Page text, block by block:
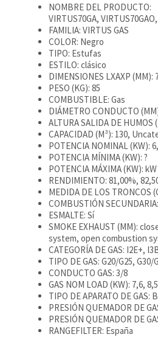
NOMBRE DEL PRODUCTO:
VIRTUS70GA,
FAMILIA: VIRTUS GAS
COLOR: Negro
TIPO: Estufas
ESTILO: clásico
DIMENSIONES LXAXP (MM):
PESO (KG): 85
COMBUSTIBLE: Gas
DIÁMETRO CONDUCTO
ALTURA SALIDA DE HUMOS
CAPACIDAD (M³): 130,
POTENCIA NOMINAL (KW):
POTENCIA MÍNIMA (KW): ?
POTENCIA MÁXIMA (KW): kW
RENDIMIENTO: 81,00%,
MEDIDA DE LOS TRONCOS
COMBUSTIÓN
ESMALTE: Sí
SMOKE EXHAUST (MM):
system, open combustion
CATEGORÍA DE GAS: I2E+,
TIPO DE GAS: G20/G25, G30/
CONDUCTO GAS: 3/8
GAS NOM LOAD (KW): 7,6, 8,5
TIPO DE APARATO DE GAS:
PRESIÓN QUEMADOR DE
PRESIÓN QUEMADOR DE
RANGEFILTER: España